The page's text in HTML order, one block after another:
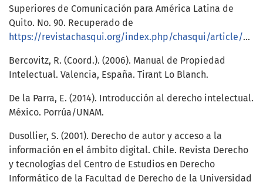
Superiores de Comunicación para América Latina de
Quito. No. 90. Recuperado de
https://revistachasqui.org/index.php/chasqui/article/view/238
Bercovitz, R. (Coord.). (2006). Manual de Propiedad
Intelectual. Valencia, España. Tirant Lo Blanch.
De la Parra, E. (2014). Introducción al derecho intelectual.
México. Porrúa/UNAM.
Dusollier, S. (2001). Derecho de autor y acceso a la
información en el ámbito digital. Chile. Revista Derecho
y tecnologías del Centro de Estudios en Derecho
Informático de la Facultad de Derecho de la Universidad